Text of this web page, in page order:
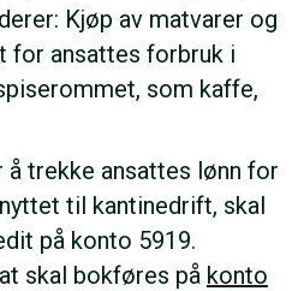
Kjøp av matvarer og
for ansattes forbruk i
som kaffe,
å trekke ansattes lønn for
til kantinedrift, skal
på konto 5919.
skal bokføres på konto